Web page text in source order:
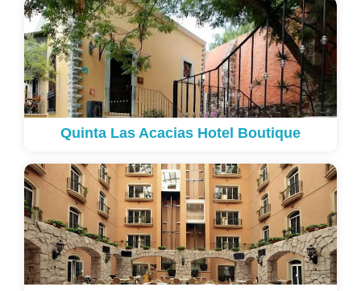
Quinta Las Acacias Hotel Boutique